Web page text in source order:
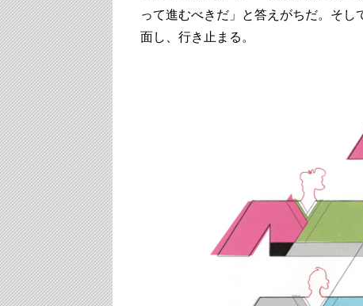
って進むべきだ」と答えがちだ。そ
面し、行き止まる。